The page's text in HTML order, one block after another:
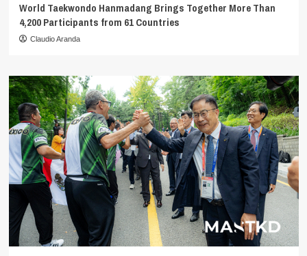
World Taekwondo Hanmadang Brings Together More Than
4,200 Participants from 61 Countries
Claudio Aranda